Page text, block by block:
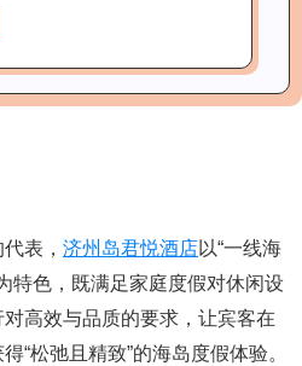
表， 济州岛君悦酒店以“一线海
特色，既满足家庭度假对休闲设
高效与品质的要求，让宾客在
“松弛且精致”的海岛度假体验。